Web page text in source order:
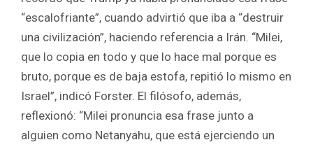
“escalofriante”, cuando advirtió que iba a “destruir
una civilización”, haciendo referencia a Irán. “Milei,
que lo copia en todo y que lo hace mal porque es
bruto, porque es de baja estofa, repitió lo mismo en
Israel”, indicó Forster. El filósofo, además,
reflexionó: “Milei pronuncia esa frase junto a
alguien como Netanyahu, que está ejerciendo un